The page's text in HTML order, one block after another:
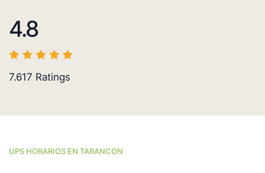
4.8
7.617 Ratings
UPS HORARIOS EN TARANCON